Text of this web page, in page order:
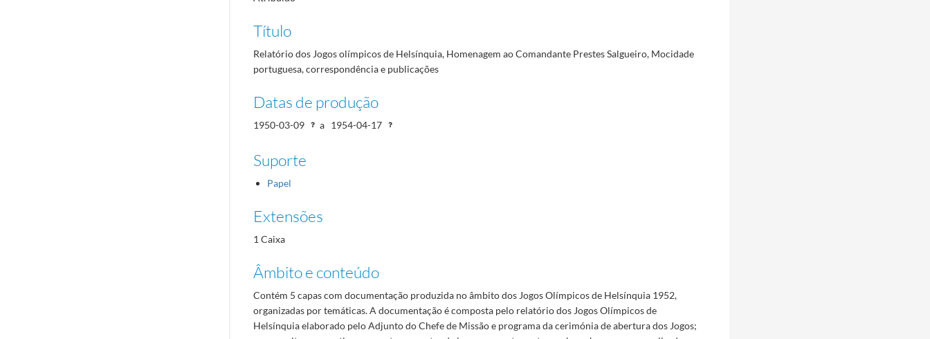
Título
Relatório dos Jogos olímpicos de Helsínquia, Homenagem ao Comandante Prestes Salgueiro, Mocidade
portuguesa, correspondência e publicações
Datas de produção
1950-03-09 a 1954-04-17
Suporte
Papel
Extensões
1 Caixa
Âmbito e conteúdo
Contém 5 capas com documentação produzida no âmbito dos Jogos Olímpicos de Helsínquia 1952,
organizadas por temáticas. A documentação é composta pelo relatório dos Jogos Olímpicos de
Helsínquia elaborado pelo Adjunto do Chefe de Missão e programa da cerimónia de abertura dos Jogos;